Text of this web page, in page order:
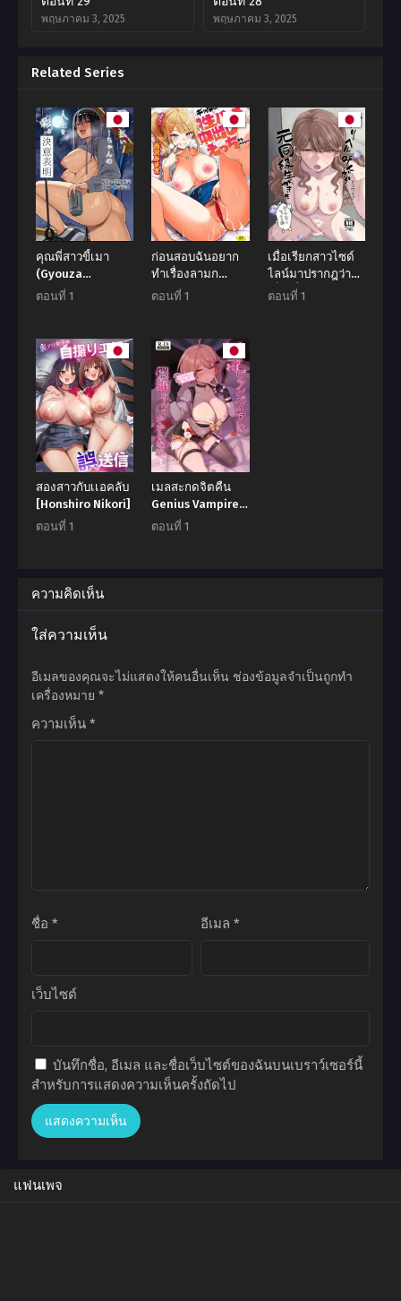
พฤษภาคม 3, 2025 พฤษภาคม 3, 2025
พฤษภาคม 3, 2025
ตอนที่ 25
พฤษภาคม 3, 2025
ตอนที่ 24
พฤษภาคม 3, 2025
ตอนที่ 23
พฤษภาคม 3, 2025
ตอนที่ 22
พฤษภาคม 3, 2025
ตอนที่ 21
พฤษภาคม 3, 2025
ตอนที่ 20
พฤษภาคม 3, 2025
ตอนที่ 19
พฤษภาคม 3, 2025
ตอนที่ 18
พฤษภาคม 3, 2025
พฤษภาคม 3, 2025 มีนาคม 23, 2025
ตอนที่ 15
มีนาคม 23, 2025
ตอนที่ 14
มีนาคม 23, 2025
ตอนที่ 13
มีนาคม 23, 2025
ตอนที่ 12
มีนาคม 23, 2025
ตอนที่ 11
มีนาคม 23, 2025
ตอนที่ 10
มีนาคม 23, 2025
ตอนที่ 7
กันยายน 1, 2024 สิงหาคม 31, 2024
ตอนที่ 3
สิงหาคม 31, 2024
Related Series
คุณพี่สาวขี้เมา
(Gyouza
Teishoku)]
ตอนที่ 1
ก่อนสอบฉันอยาก
ทำเรื่องลามก
[Nishizawa
ตอนที่ 1
เมื่อเรียกสาวไซด์
ไลน์มาปรากฎว่า
เป็นเพื่อนสมัยเรียน
ตอนที่ 1
สองสาวกับเเอคลับ
[Honshiro Nikori]
ตอนที่ 1
เมลสะกดจิตคืน
Genius Vampires
Don
ตอนที่ 1
ความคิดเห็น
ใส่ความเห็น
อีเมลของคุณจะไม่แสดงให้คนอื่นเห็น ช่องข้อมูลจำเป็นถูกทำ
เครื่องหมาย *
ความเห็น *
ชื่อ * อีเมล *
เว็บไซต์
บันทึกชื่อ, อีเมล และชื่อเว็บไซต์ของฉันบนเบราว์เซอร์นี้
สำหรับการแสดงความเห็นครั้งถัดไป
แฟนเพจ